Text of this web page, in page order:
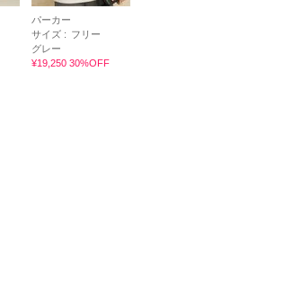
パーカー
サイズ : フリー
グレー
¥19,250 30%OFF